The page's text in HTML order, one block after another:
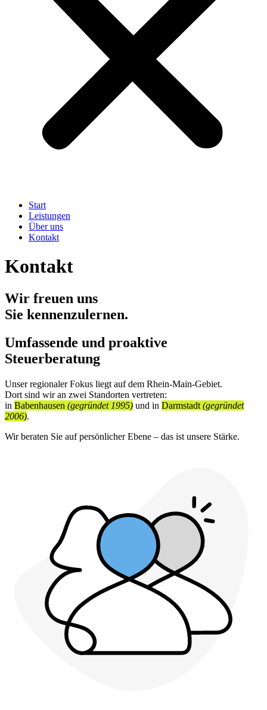
Start
Leistungen
Über uns
Kontakt
Kontakt
Wir freuen uns
Sie kennenzulernen.
Umfassende und proaktive
Steuerberatung
Unser regionaler Fokus liegt auf dem Rhein-Main-Gebiet.
Dort sind wir an zwei Standorten vertreten:
in Babenhausen (gegründet 1995) und in Darmstadt (gegründet
2006).
Wir beraten Sie auf persönlicher Ebene – das ist unsere Stärke.